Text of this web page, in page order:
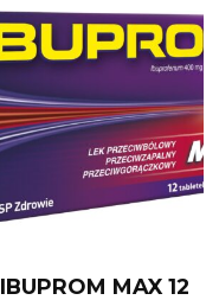
IBUPROM MAX 12